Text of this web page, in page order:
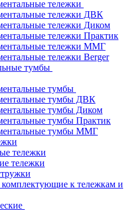
тележки
тележки ДВК
тележки Диком
тележки Практик
тележки ММГ
тележки Berger
тумбы
тумбы
тумбы ДВК
тумбы Диком
тумбы Практик
тумбы ММГ
тележки
тележки
к тележкам и